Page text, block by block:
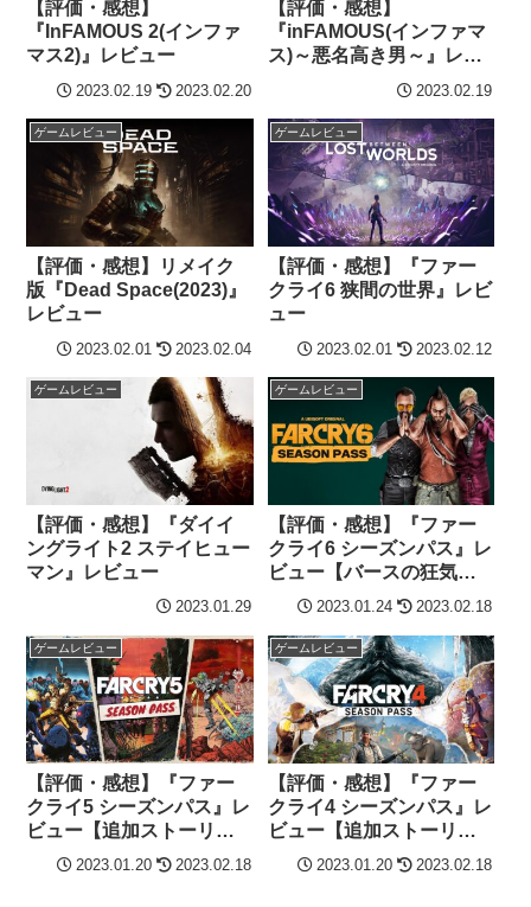
【評価・感想】
『InFAMOUS 2(インファ
マス2)』レビュー
2023.02.19 2023.02.20
【評価・感想】
『inFAMOUS(インファマ
ス)～悪名高き男～』レビ
2023.02.19
ゲームレビュー
【評価・感想】リメイク
版『Dead Space(2023)』
レビュー
2023.02.01 2023.02.04
ゲームレビュー
【評価・感想】『ファー
クライ6 狭間の世界』レビ
ュー
2023.02.01 2023.02.12
ゲームレビュー
【評価・感想】『ダイイ
ングライト2 ステイヒュー
マン』レビュー
2023.01.29
ゲームレビュー
【評価・感想】『ファー
クライ6 シーズンパス』レ
ビュー【バースの狂気・
パガンの支配・ジョセフ
の崩壊】
2023.01.24 2023.02.18
ゲームレビュー
【評価・感想】『ファー
クライ5 シーズンパス』レ
ビュー【追加ストーリ
ー・DLC】
2023.01.20 2023.02.18
ゲームレビュー
【評価・感想】『ファー
クライ4 シーズンパス』レ
ビュー【追加ストーリ
ー・DLC】
2023.01.20 2023.02.18